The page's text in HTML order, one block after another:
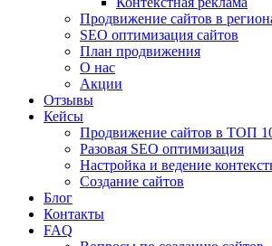
Продвижение сайтов в
SEO оптимизация сайтов
План продвижения
О нас
Акции
Отзывы
Кейсы
Продвижение сайтов в ТОП
Разовая SEO оптимизация
Настройка и ведение
Создание сайтов
Блог
Контакты
FAQ